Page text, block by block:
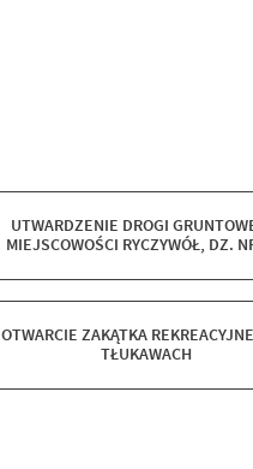
UTWARDZENIE DROGI
MIEJSCOWOŚCI RYCZYWÓŁ, DZ.
OTWARCIE ZAKĄTKA
TŁUKAWACH